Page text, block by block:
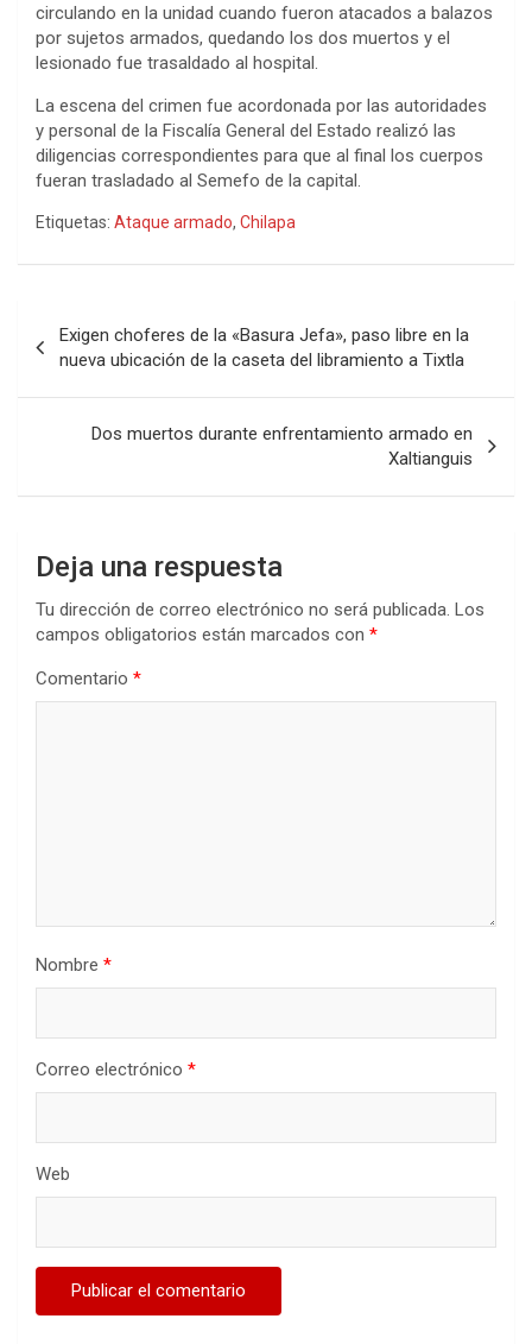
circulando en la unidad cuando fueron atacados a balazos
por sujetos armados, quedando los dos muertos y el
lesionado fue trasaldado al hospital.
La escena del crimen fue acordonada por las autoridades
y personal de la Fiscalía General del Estado realizó las
diligencias correspondientes para que al final los cuerpos
fueran trasladado al Semefo de la capital.
Etiquetas: Ataque armado, Chilapa
de
entradas
Exigen choferes de la «Basura Jefa», paso libre en la
nueva ubicación de la caseta del libramiento a Tixtla
Dos muertos durante enfrentamiento armado en
Xaltianguis
Deja una respuesta
Tu dirección de correo electrónico no será publicada. Los
campos obligatorios están marcados con *
Comentario *
Nombre *
Correo electrónico *
Web